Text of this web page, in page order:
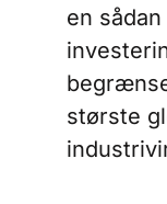
en
største